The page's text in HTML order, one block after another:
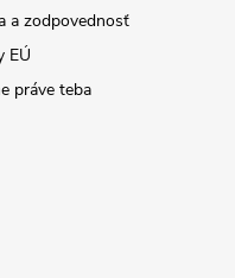
a zodpovednosť
EÚ
práve teba